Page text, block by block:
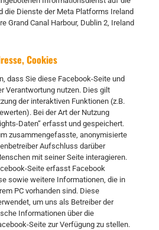
die Dienste der Meta Platforms Ireland
Grand Canal Harbour, Dublin 2, Ireland
Cookies
dass Sie diese Facebook-Seite und
Verantwortung nutzen. Dies gilt
der interaktiven Funktionen (z.B.
Bei der Art der Nutzung
Daten“ erfasst und gespeichert.
zusammengefasste, anonymisierte
Aufschluss darüber
mit seiner Seite interagieren.
Seite erfasst Facebook
sowie weitere Informationen, die in
PC vorhanden sind. Diese
um uns als Betreiber der
Informationen über die
Seite zur Verfügung zu stellen.